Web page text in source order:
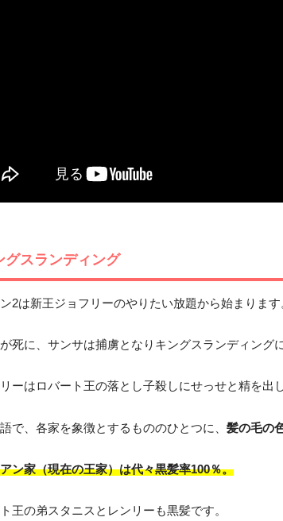
グスランディング
2は新王ジョフリーのやりたい放題から始まります
死に、サンサは捕虜となりキングスランディング
ーはロバート王の落とし子殺しにせっせと精を出
で、各家を象徴とするもののひとつに、 髪の毛の
ン家（現在の王家）は代々黒髪率100％。
王の弟スタニスとレンリーも黒髪です。